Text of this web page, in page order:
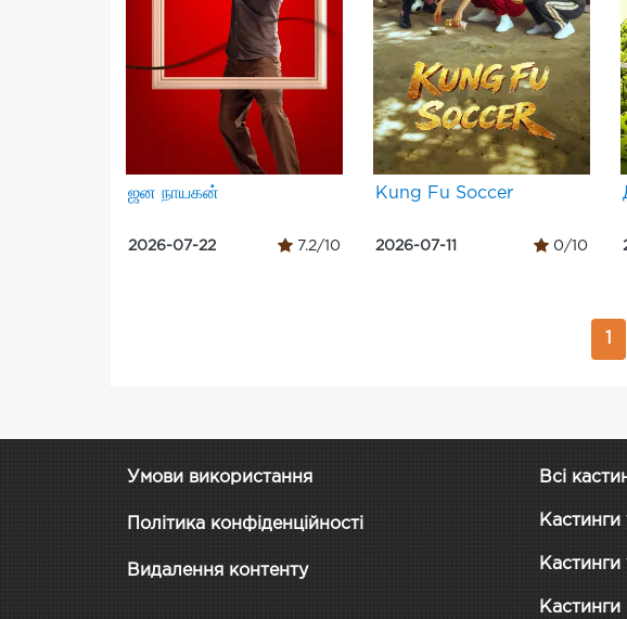
ஜன நாயகன்
2026-07-22 7.2/10
Kung Fu Soccer
2026-07-11 0/10
Умови використання
Політика конфіденційності
Видалення контенту
Всі
Кастинги
Кастинги